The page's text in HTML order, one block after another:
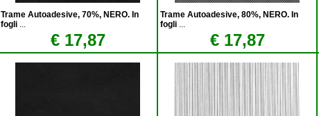
Trame Autoadesive, 70%, NERO. In
fogli ...
€ 17,87
Trame Autoadesive, 80%, NERO. In
fogli ...
€ 17,87